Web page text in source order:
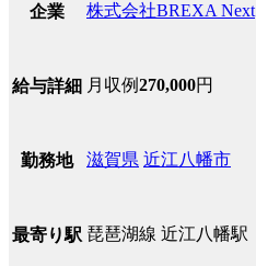
企業 株式会社BREXA Next
給与詳細 月収例270,000円
勤務地 滋賀県 近江八幡市
最寄り駅 琵琶湖線 近江八幡駅